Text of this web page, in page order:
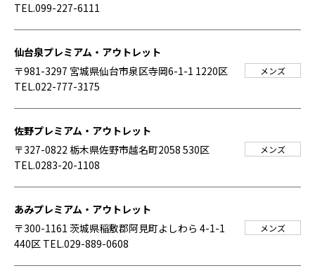
TEL.099-227-6111
仙台泉プレミアム・アウトレット
〒981-3297 宮城県仙台市泉区寺岡6-1-1 1220区
TEL.022-777-3175
メンズ
佐野プレミアム・アウトレット
〒327-0822 栃木県佐野市越名町2058 530区
TEL.0283-20-1108
メンズ
あみプレミアム・アウトレット
〒300-1161 茨城県稲敷郡阿見町よしわら 4-1-1
440区 TEL.029-889-0608
メンズ